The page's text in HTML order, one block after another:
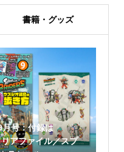
書籍・グッズ
号：付録は
アファイル／スプ